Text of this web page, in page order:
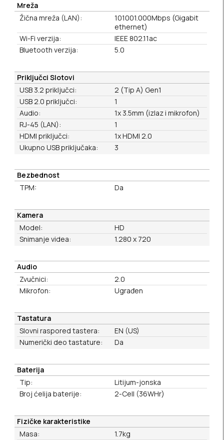
Mreža
Žična mreža (LAN):
101001.000Mbps (Gigabit
ethernet)
Wi-Fi verzija:
IEEE 802.11ac
Bluetooth verzija:
5.0
Priključci Slotovi
USB 3.2 priključci:
2 (Tip A) Gen1
USB 2.0 priključci:
1
Audio:
1x 3.5mm (izlaz i mikrofon)
RJ-45 (LAN):
1
HDMI priključci:
1x HDMI 2.0
Ukupno USB priključaka:
3
Bezbednost
TPM:
Da
Kamera
Model:
HD
Snimanje videa:
1.280 x 720
Audio
Zvučnici:
2.0
Mikrofon:
Ugrađen
Tastatura
Slovni raspored tastera:
EN (US)
Numerički deo tastature:
Da
Baterija
Tip:
Litijum-jonska
Broj ćelija baterije:
2-Cell (36WHr)
Fizičke karakteristike
Masa:
1.7kg